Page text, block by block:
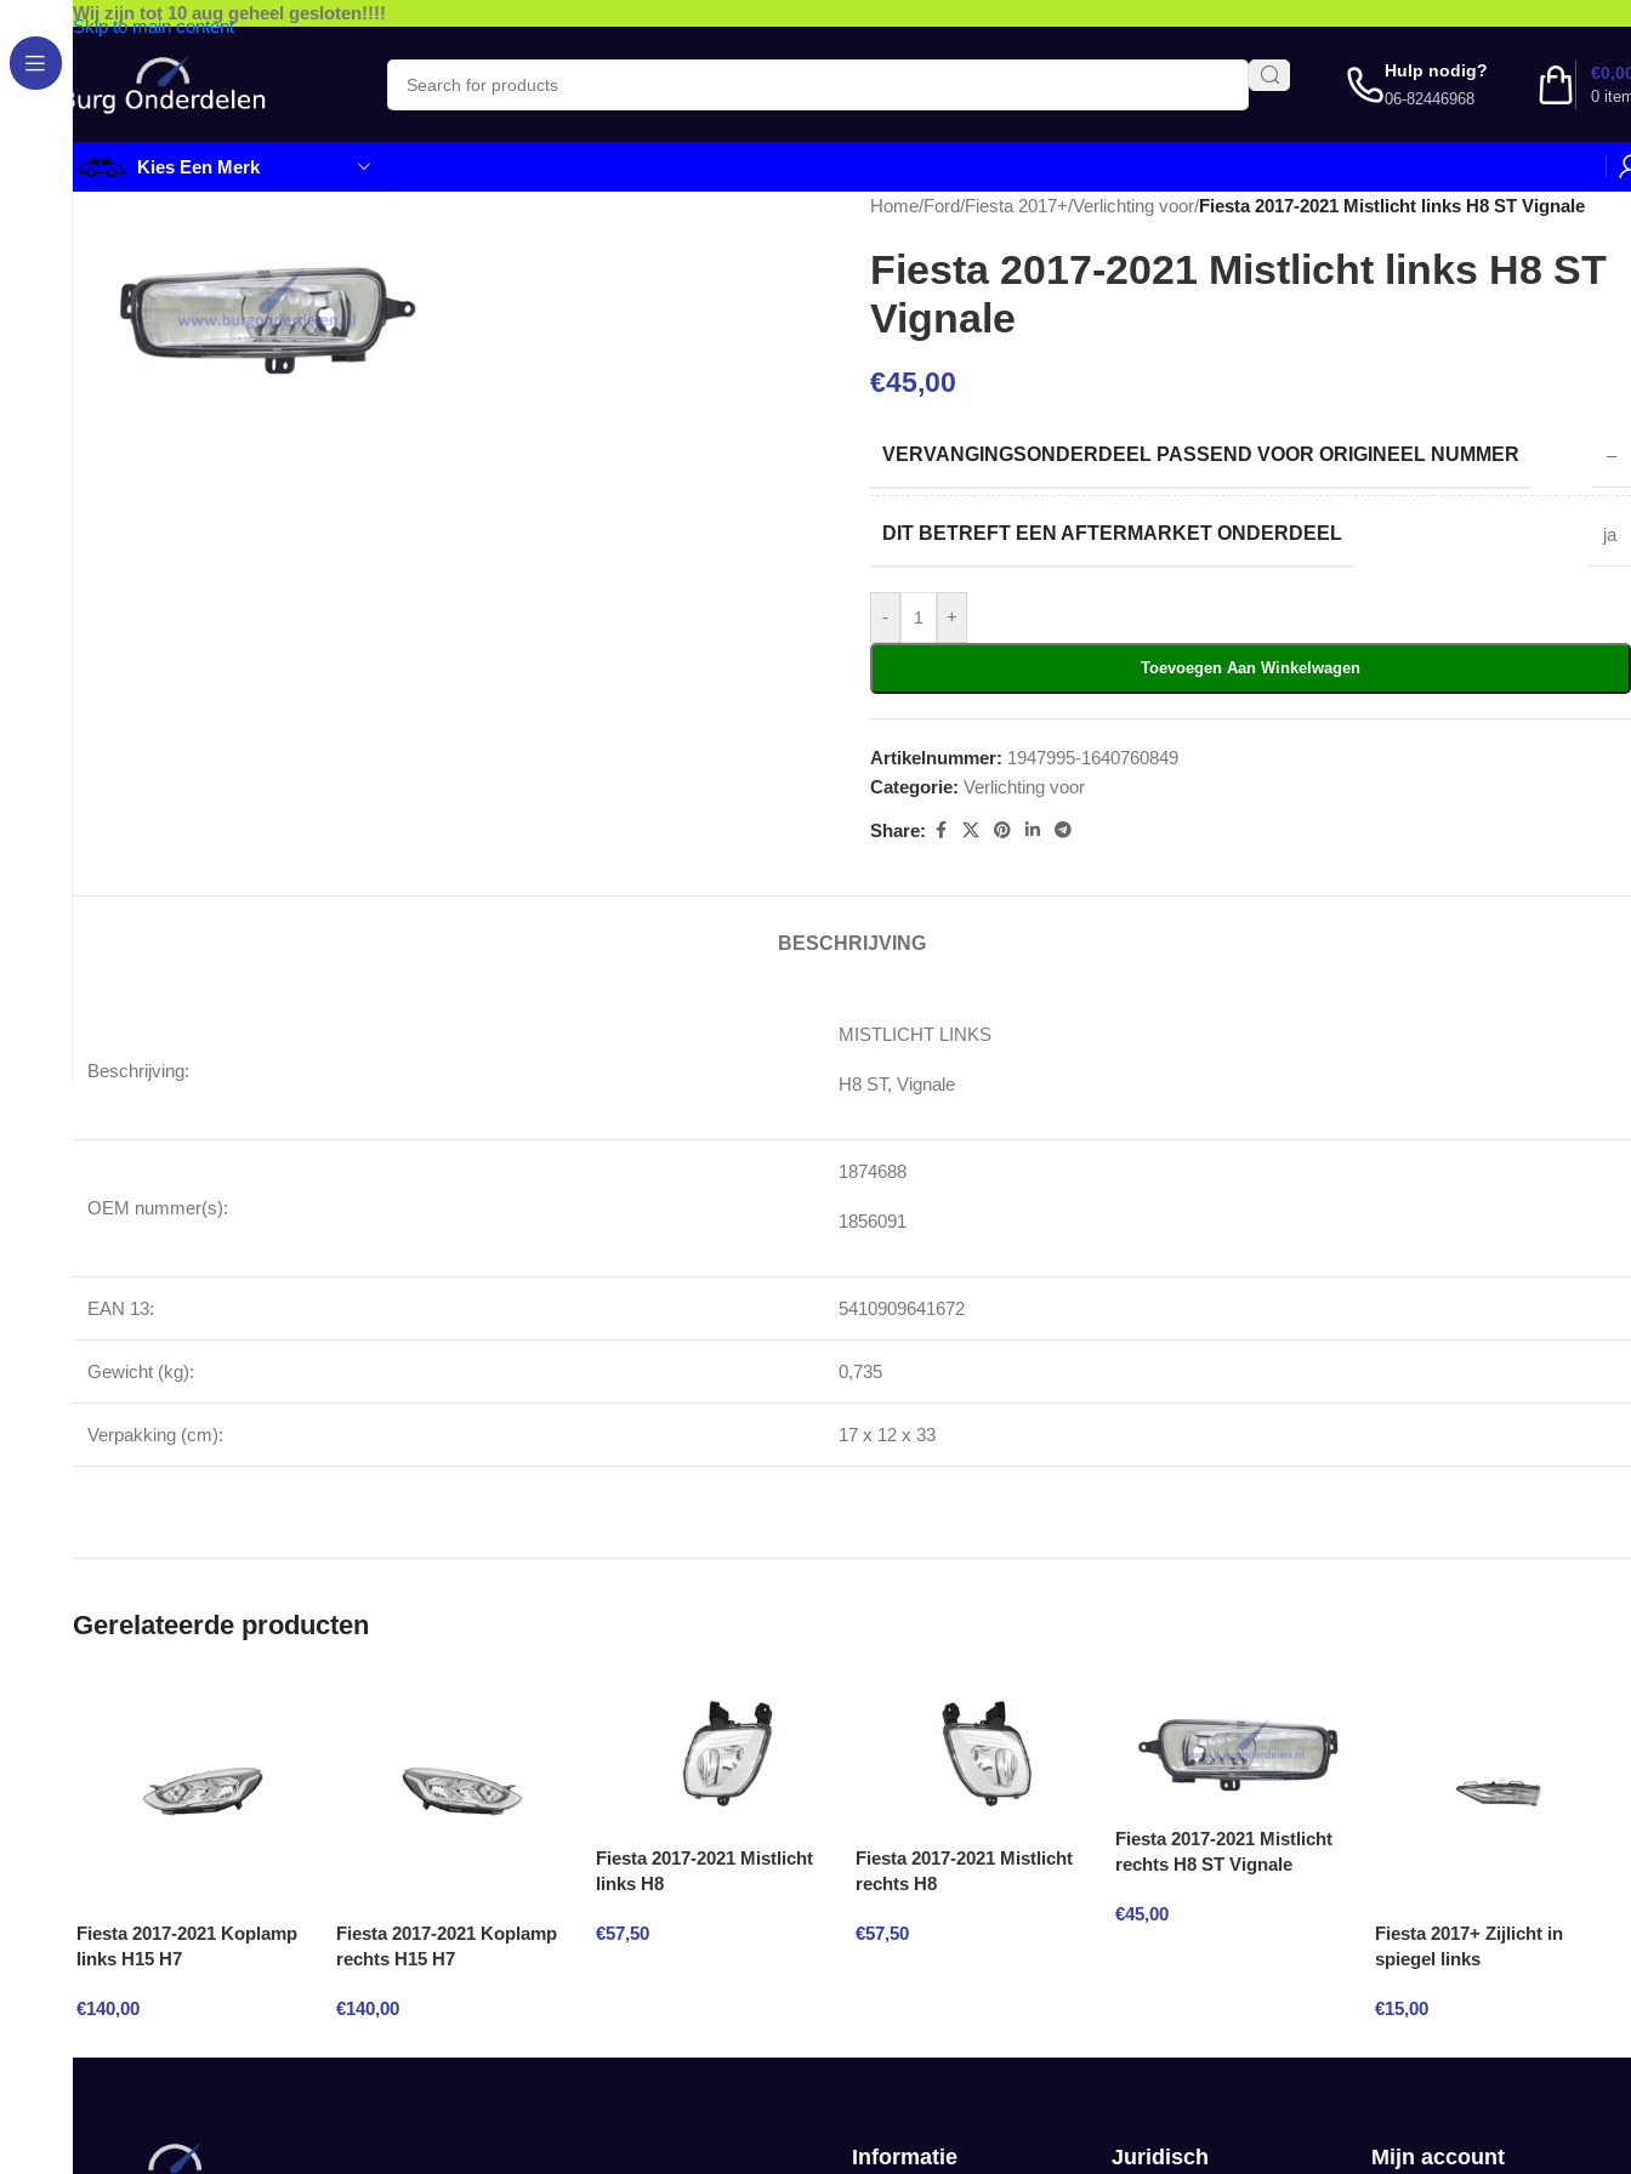
Skip to main content
Wij zijn tot 10 aug geheel gesloten!!!!
Hulp nodig?
06-82446968 0
€
Kies Een Merk
Home/Ford/Fiesta 2017+/Verlichting voor/Fiesta 2017-2021 Mistlicht links H8 ST Vignale
Fiesta 2017-2021 Mistlicht links H8 ST
Vignale
€45,00
VERVANGINGSONDERDEEL PASSEND VOOR ORIGINEEL NUMMER –
DIT BETREFT EEN AFTERMARKET ONDERDEEL ja
- +
Toevoegen Aan Winkelwagen
Artikelnummer: 1947995-1640760849
Categorie: Verlichting voor
Share:
BESCHRIJVING
Beschrijving:
MISTLICHT LINKS
H8 ST, Vignale
OEM nummer(s):
1874688
1856091
EAN 13: 5410909641672
Gewicht (kg): 0,735
Verpakking (cm): 17 x 12 x 33
Gerelateerde producten
Fiesta 2017-2021 Koplamp
links H15 H7
€140,00
Fiesta 2017-2021 Koplamp
rechts H15 H7
€140,00
Fiesta 2017-2021 Mistlicht
links H8
€57,50
Fiesta 2017-2021 Mistlicht
rechts H8
€57,50
Fiesta 2017-2021 Mistlicht
rechts H8 ST Vignale
€45,00
Fiesta 2017+ Zijlicht in
spiegel links
€15,00
Informatie Juridisch Mijn account